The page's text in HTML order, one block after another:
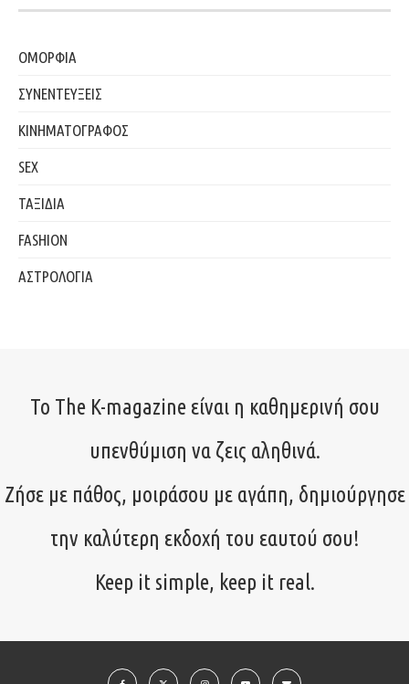
ΟΜΟΡΦΙΑ
ΣΥΝΕΝΤΕΥΞΕΙΣ
ΚΙΝΗΜΑΤΟΓΡΑΦΟΣ
SEX
ΤΑΞΙΔΙΑ
FASHION
ΑΣΤΡΟΛΟΓΙΑ
Το The K-magazine είναι η καθημερινή σου
υπενθύμιση να ζεις αληθινά.
Ζήσε με πάθος, μοιράσου με αγάπη, δημιούργησε
την καλύτερη εκδοχή του εαυτού σου!
Keep it simple, keep it real.